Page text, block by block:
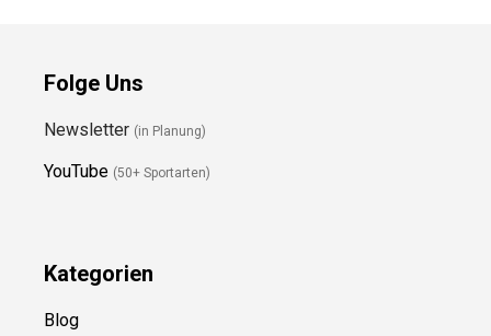
Folge Uns
Newsletter (in Planung)
YouTube (50+ Sportarten)
Kategorien
Blog